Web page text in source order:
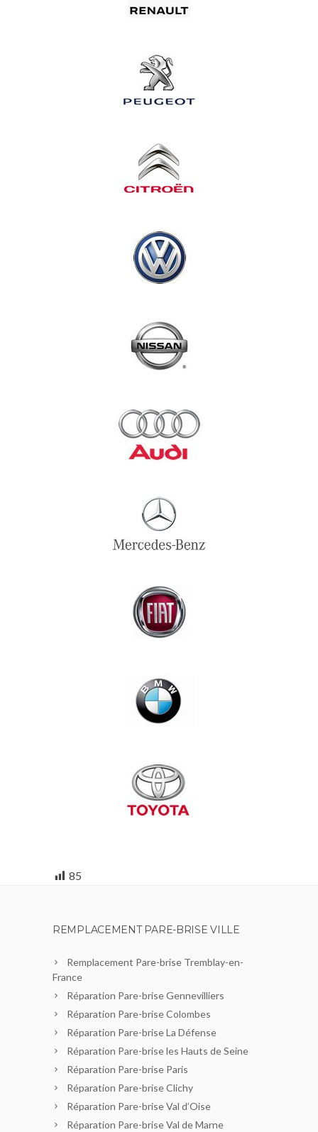
85
REMPLACEMENT PARE-BRISE VILLE
Remplacement Pare-brise Tremblay-en-
France
Réparation Pare-brise Gennevilliers
Réparation Pare-brise Colombes
Réparation Pare-brise La Défense
Réparation Pare-brise les Hauts de Seine
Réparation Pare-brise Paris
Réparation Pare-brise Clichy
Réparation Pare-brise Val d’Oise
Réparation Pare-brise Val de Marne